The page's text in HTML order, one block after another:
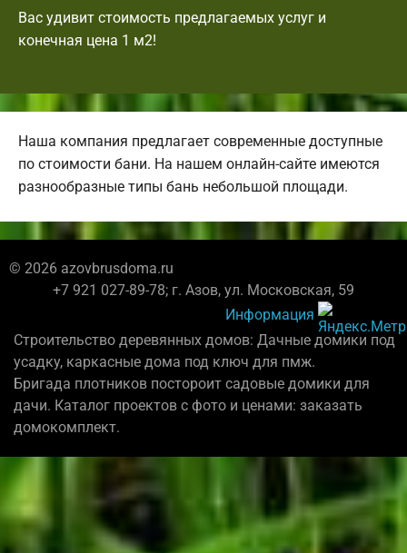
Вас удивит стоимость предлагаемых услуг и
конечная цена 1 м2!
Наша компания предлагает современные доступные
по стоимости бани. На нашем онлайн-сайте имеются
разнообразные типы бань небольшой площади.
© 2026 azovbrusdoma.ru
+7 921 027-89-78; г. Азов, ул. Московская, 59
Информация
Строительство деревянных домов: Дачные домики под
усадку, каркасные дома под ключ для пмж.
Бригада плотников постороит садовые домики для
дачи. Каталог проектов с фото и ценами: заказать
домокомплект.